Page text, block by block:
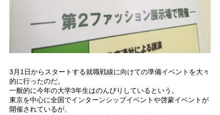
3月1日からスタートする就職戦線に向けての準備イベントを大々
的に行ったのだ。
一般的に今年の大学3年生はのんびりしているという。
東京を中心に全国でインターンシップイベントや啓蒙イベントが
開催されているが、